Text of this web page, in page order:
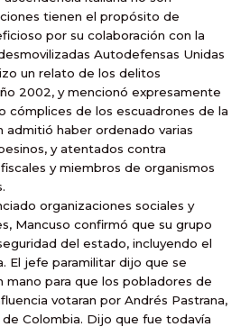
tienen el propósito de
por su colaboración con la
Autodefensas Unidas
un relato de los delitos
2002, y mencionó expresamente
cómplices de los escuadrones de la
admitió haber ordenado varias
y atentados contra
y miembros de organismos
organizaciones sociales y
Mancuso confirmó que su grupo
del estado, incluyendo el
El jefe paramilitar dijo que se
mano para que los pobladores de
votaran por Andrés Pastrana,
Colombia. Dijo que fue todavía